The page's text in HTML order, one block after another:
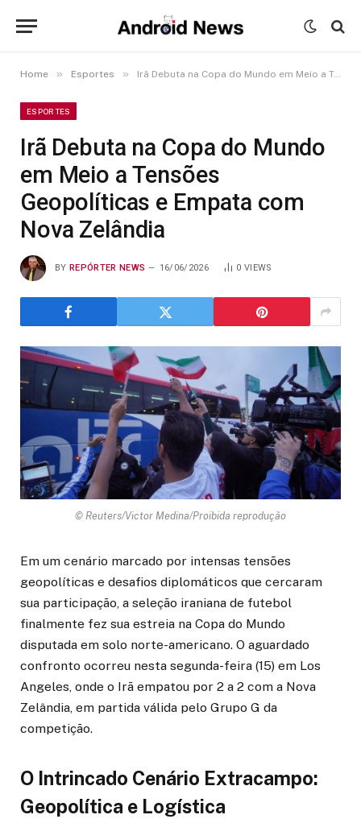
Home » Esportes » Irã Debuta na Copa do Mundo em Meio a Tensões Geopolíticas e Empata com Nova Zelândia
ESPORTES
Irã Debuta na Copa do Mundo
em Meio a Tensões
Geopolíticas e Empata com
Nova Zelândia
BY REPÓRTER NEWS 16/06/2026 0 VIEWS
© Reuters/Victor Medina/Proibida reprodução
Em um cenário marcado por intensas tensões
geopolíticas e desafios diplomáticos que cercaram
sua participação, a seleção iraniana de futebol
finalmente fez sua estreia na Copa do Mundo
disputada em solo norte-americano. O aguardado
confronto ocorreu nesta segunda-feira (15) em Los
Angeles, onde o Irã empatou por 2 a 2 com a Nova
Zelândia, em partida válida pelo Grupo G da
competição.
O Intrincado Cenário Extracampo:
Geopolítica e Logística